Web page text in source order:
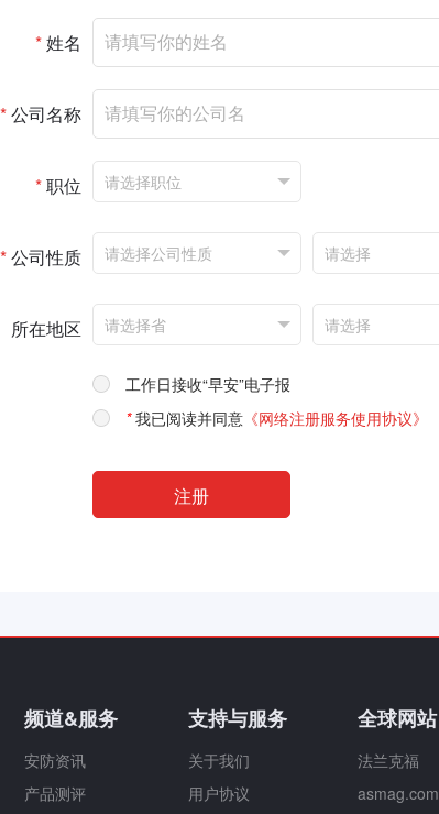
*姓名
*公司名称
*职位
*公司性质
所在地区
工作日接收“早安”电子报
*我已阅读并同意 《网络注册服务使用协议》
频道&服务
安防资讯
产品测评
支持与服务
关于我们
用户协议
全球网站
法兰克福
asmag.com